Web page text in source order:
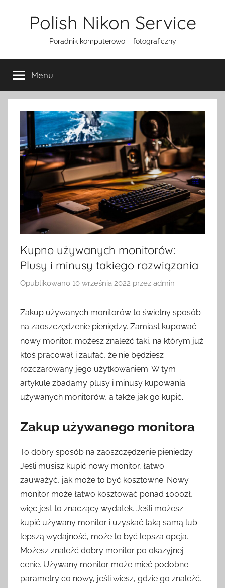
Polish Nikon Service
Poradnik komputerowo – fotograficzny
Menu
Kupno używanych monitorów:
Plusy i minusy takiego rozwiązania
Opublikowano 10 września 2022 przez admin
Zakup używanych monitorów to świetny sposób
na zaoszczędzenie pieniędzy. Zamiast kupować
nowy monitor, możesz znaleźć taki, na którym już
ktoś pracował i zaufać, że nie będziesz
rozczarowany jego użytkowaniem. W tym
artykule zbadamy plusy i minusy kupowania
używanych monitorów, a także jak go kupić.
Zakup używanego monitora
To dobry sposób na zaoszczędzenie pieniędzy.
Jeśli musisz kupić nowy monitor, łatwo
zauważyć, jak może to być kosztowne. Nowy
monitor może łatwo kosztować ponad 1000zł,
więc jest to znaczący wydatek. Jeśli możesz
kupić używany monitor i uzyskać taką samą lub
lepszą wydajność, może to być lepsza opcja. –
Możesz znaleźć dobry monitor po okazyjnej
cenie. Używany monitor może mieć podobne
parametry co nowy, jeśli wiesz, gdzie go znaleźć.